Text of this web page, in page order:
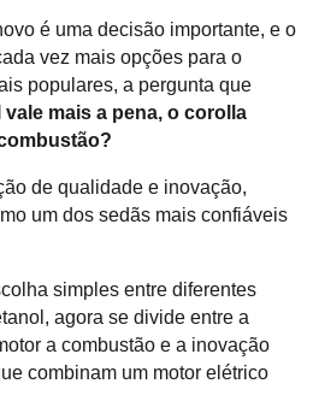
é uma decisão importante, e o
vez mais opções para o
populares, a pergunta que
vale mais a pena, o corolla
de qualidade e inovação,
um dos sedãs mais confiáveis
simples entre diferentes
agora se divide entre a
a combustão e a inovação
combinam um motor elétrico